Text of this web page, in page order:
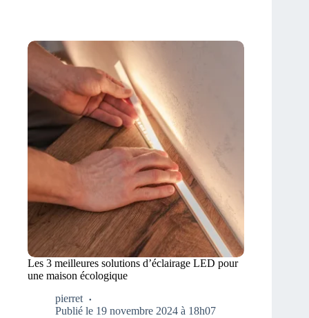
Les 3 meilleures solutions d’éclairage LED pour
une maison écologique
pierret
Publié le 19 novembre 2024 à 18h07